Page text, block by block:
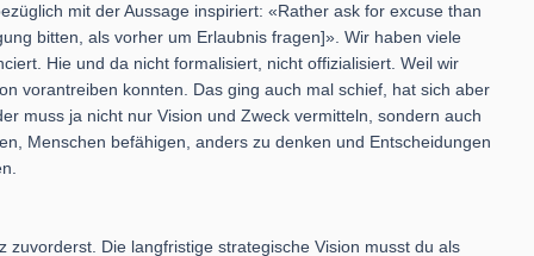
mit der Aussage inspiriert: «Rather ask for excuse than
bitten, als vorher um Erlaubnis fragen]». Wir haben viele
Hie und da nicht formalisiert, nicht offizialisiert. Weil wir
vorantreiben konnten. Das ging auch mal schief, hat sich aber
muss ja nicht nur Vision und Zweck vermitteln, sondern auch
Menschen befähigen, anders zu denken und Entscheidungen
zuvorderst. Die langfristige strategische Vision musst du als